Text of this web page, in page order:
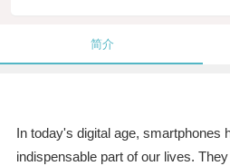
简介
In today's digital age, smartphones
indispensable part of our lives.